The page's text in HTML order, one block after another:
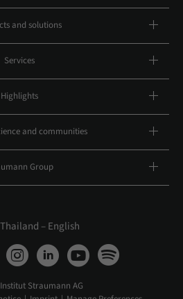
and solutions
Services
Highlights
and communities
Group
Thailand – English
Straumann AG